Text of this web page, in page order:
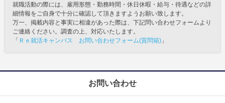
就職活動の際には、雇用形態・勤務時間・休日休暇・給与・待遇などの詳
細情報をご自身で十分に確認して頂きますようお願い致します。
万一、掲載内容と事実に相違があった際は、下記問い合わせフォームより
ご連絡ください。調査の上、対応いたします。
「 Ｒｅ就活キャンパス お問い合わせフォーム(質問箱) 」
お問い合わせ